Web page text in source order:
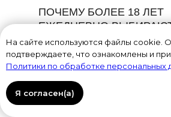
На сайте используются файлы cookie.
подтверждаете, что ознакомлены и
Политики по обработке персональных
Я согласен(а)
ПОЧЕМУ БОЛЕЕ 18 ЛЕТ
ЕЖЕДНЕВНО
НАС
01
Премиальный сервис «под
Дизайн-проект с тщательной